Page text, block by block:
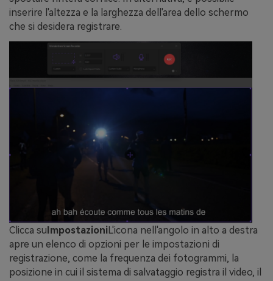
inserire l'altezza e la larghezza dell'area dello schermo
che si desidera registrare.
Clicca su ImpostazioniL'icona nell'angolo in alto a destra
apre un elenco di opzioni per le impostazioni di
registrazione, come la frequenza dei fotogrammi, la
posizione in cui il sistema di salvataggio registra il video, il